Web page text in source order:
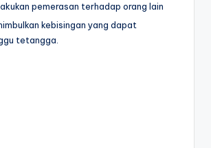
pemerasan terhadap orang lain
kebisingan yang dapat
tetangga.